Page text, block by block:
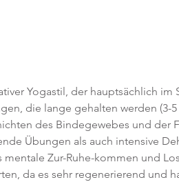
Yogastil, der hauptsächlich im
die lange gehalten werden (3-
des Bindegewebes und der
Übungen als auch intensive
Zur-Ruhe-kommen und
da es sehr regenerierend und